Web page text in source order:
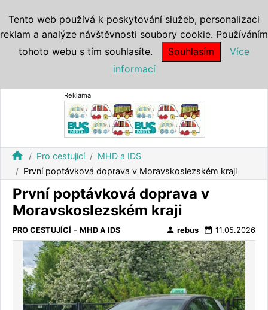
Reklama
home Pro cestující
MHD a IDS
První poptávková doprava v Moravskoslezském kraji
První poptávková doprava v
Moravskoslezském kraji
PRO CESTUJÍCÍ - MHD A IDS person rebus date_range 11.05.2026
Tento web používá k poskytování služeb, personalizaci
reklam a analýze návštěvnosti soubory cookie. Používáním
tohoto webu s tím souhlasíte.
Souhlasím
Více
informací